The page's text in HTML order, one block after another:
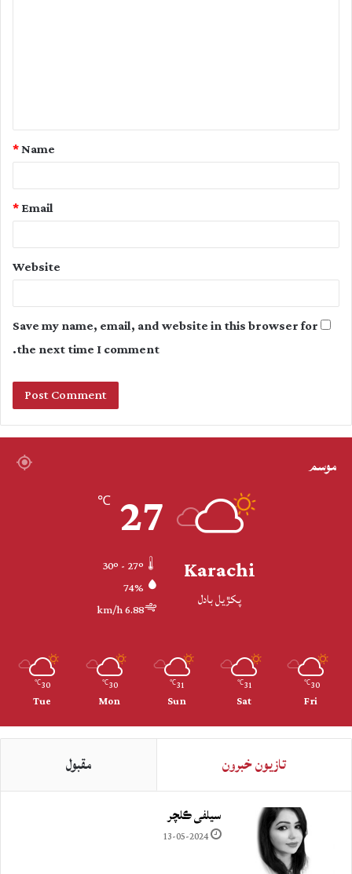
t
Name
*
Email
*
Website
Save my name, email, and website in this browser for
the next time I comment.
موسم
Karachi
پکڙيل بادل
27
℃
74%
6.88 km/h
30
℃
Fri
31
℃
Sat
31
℃
Sun
30
℃
Mon
30
℃
Tue
تازيون خبرون مقبول
سيلفي ڪلچر
13-05-2024